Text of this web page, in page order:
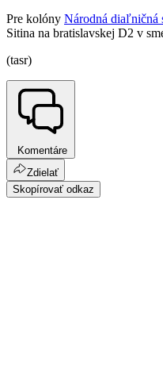
Pre kolóny Národná diaľničná
Sitina na bratislavskej D2 v
(tasr)
Komentáre
Zdielať
Skopírovať odkaz